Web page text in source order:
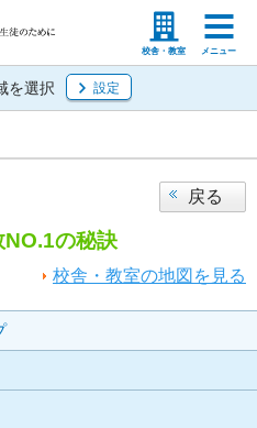
校舎・教室 メニュー
高等学校の先生
を選択 設定
戻る
NO.1の秘訣
校舎・教室の地図を見る